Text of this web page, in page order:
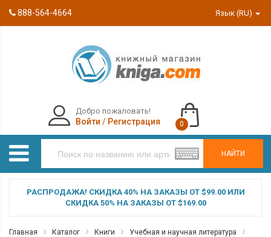
888-564-4664 Язык (RU)
НАЙТИ
Добро пожаловать!
Войти / Регистрация 0
РАСПРОДАЖА! СКИДКА 40% НА ЗАКАЗЫ ОТ $99.00 ИЛИ
СКИДКА 50% НА ЗАКАЗЫ ОТ $169.00
Главная Каталог Книги
Учебная и научная литература